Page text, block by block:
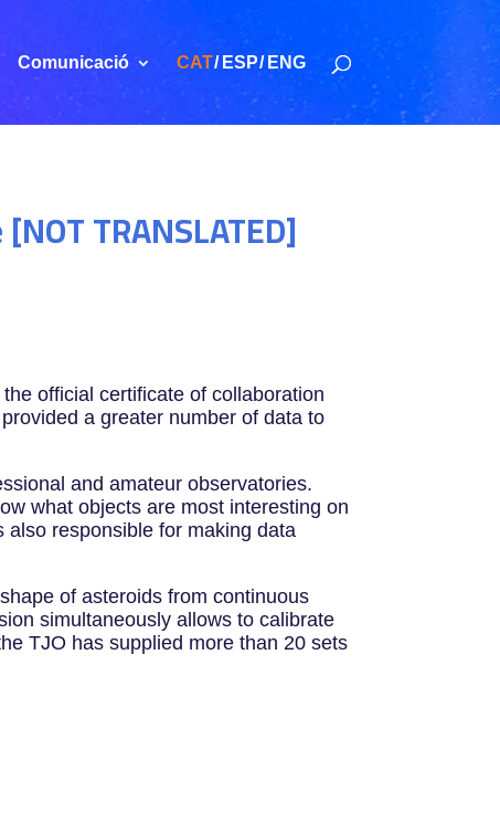
Comunicació CAT ESP ENG
TRANSLATED]
official certificate of collaboration
a greater number of data to
and amateur observatories.
what objects are most interesting on
responsible for making data
of asteroids from continuous
simultaneously allows to calibrate
TJO has supplied more than 20 sets